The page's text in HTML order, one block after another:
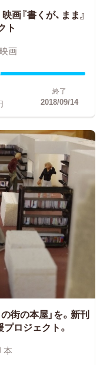
映画『書くが、まま』
ト
映画
終了
2018/09/14
街の本屋」を。新刊
ロジェクト。
本